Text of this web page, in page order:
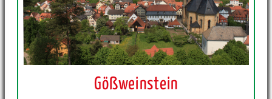
Gößweinstein